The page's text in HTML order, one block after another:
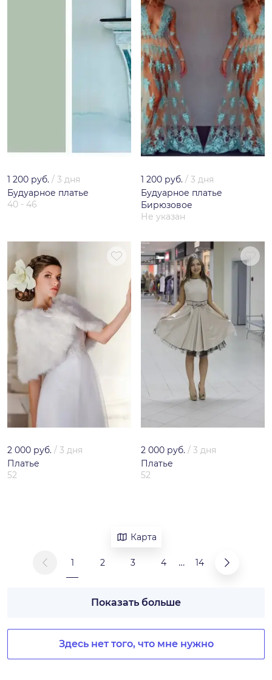
1 200 руб. / 3 дня
Будуарное платье
40 - 46
1 200 руб. / 3 дня
Будуарное платье
Бирюзовое
Не указан
2 000 руб. / 3 дня
Платье
52
2 000 руб. / 3 дня
Платье
52
Карта
1 2 3 4 … 14
Показать больше
Здесь нет того, что мне нужно